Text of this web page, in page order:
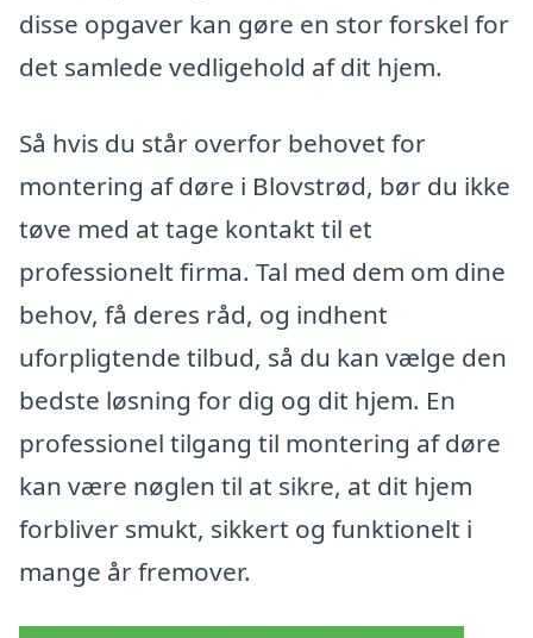
disse opgaver kan gøre en stor forskel for
det samlede vedligehold af dit hjem.
Så hvis du står overfor behovet for
montering af døre i Blovstrød, bør du ikke
tøve med at tage kontakt til et
professionelt firma. Tal med dem om dine
behov, få deres råd, og indhent
uforpligtende tilbud, så du kan vælge den
bedste løsning for dig og dit hjem. En
professionel tilgang til montering af døre
kan være nøglen til at sikre, at dit hjem
forbliver smukt, sikkert og funktionelt i
mange år fremover.